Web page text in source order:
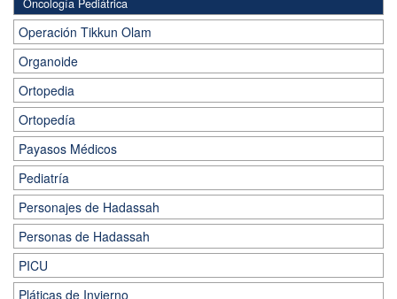
Oncología Pediátrica
Operación Tikkun Olam
Organoide
Ortopedia
Ortopedía
Payasos Médicos
Pediatría
Personajes de Hadassah
Personas de Hadassah
PICU
Pláticas de Invierno